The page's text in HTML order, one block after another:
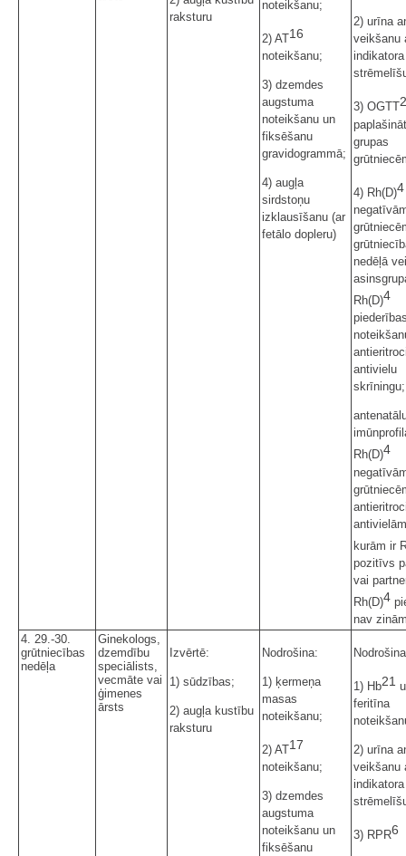
raksturu
noteikšanu;
2) AT16
noteikšanu;
3) dzemdes
augstuma
noteikšanu un
fiksēšanu
gravidogrammā;
4) augļa
sirdstoņu
izklausīšanu (ar
fetālo dopleru)
2) urīna
veikšanu
indikatora
3) OGTT
grupas
4) Rh(D)4
nedēļā
Rh(D)4
antivielu
skrīningu;
Rh(D)4
kurām ir
pozitīvs
vai
Rh(D)4
nav
4. 29.-30.
grūtniecības
nedēļa
Ginekologs,
dzemdību
speciālists,
vecmāte vai
ģimenes
ārsts
Izvērtē:
1) sūdzības;
2) augļa kustību
raksturu
Nodrošina:
1) ķermeņa
masas
noteikšanu;
2) AT17
noteikšanu;
3) dzemdes
augstuma
noteikšanu un
fiksēšanu
1) Hb21
feritīna
2) urīna
veikšanu
indikatora
3) RPR6